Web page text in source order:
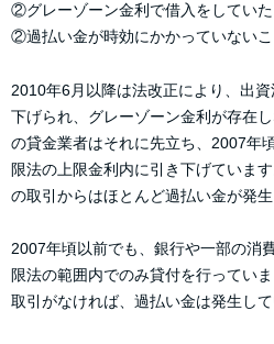
②グレーゾーン金利で借入をしていた
②過払い金が時効にかかっていないこ
2010年6月以降は法改正により、出
下げられ、グレーゾーン金利が存在
の貸金業者はそれに先立ち、2007年
限法の上限金利内に引き下げていま
の取引からはほとんど過払い金が発生
2007年頃以前でも、銀行や一部の消
限法の範囲内でのみ貸付を行ってい
取引がなければ、過払い金は発生して